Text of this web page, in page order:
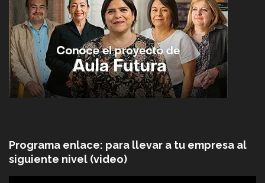
Programa enlace: para llevar a tu empresa al
siguiente nivel (video)